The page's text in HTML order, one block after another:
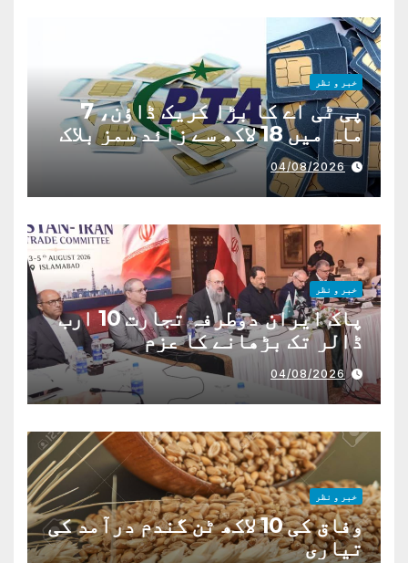
خبر و نظر
پی ٹی اے کا بڑا کریک ڈاؤن، 7
ماہ میں 18 لاکھ سے زائد سمز بلاک
04/08/2026
خبر و نظر
پاک ایران دوطرفہ تجارت 10 ارب
ڈالر تک بڑھانے کا عزم
04/08/2026
خبر و نظر
وفاق کی 10 لاکھ ٹن گندم درآمد کی
تیاری